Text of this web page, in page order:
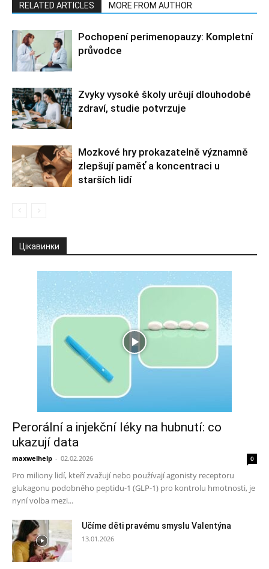
RELATED ARTICLES MORE FROM AUTHOR
Pochopení perimenopauzy: Kompletní
průvodce
Zvyky vysoké školy určují dlouhodobé
zdraví, studie potvrzuje
Mozkové hry prokazatelně významně
zlepšují paměť a koncentraci u
starších lidí
Цікавинки
Perorální a injekční léky na hubnutí: co
ukazují data
maxwelhelp - 02.02.2026 0
Pro miliony lidí, kteří zvažují nebo používají agonisty receptoru
glukagonu podobného peptidu-1 (GLP-1) pro kontrolu hmotnosti, je
nyní volba mezi...
Učíme děti pravému smyslu Valentýna
13.01.2026